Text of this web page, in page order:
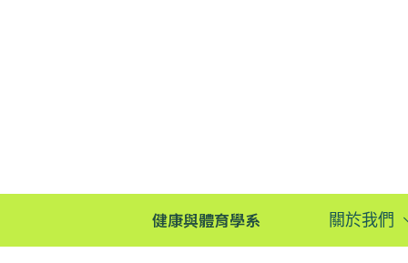
健康與體育學系 關於我們